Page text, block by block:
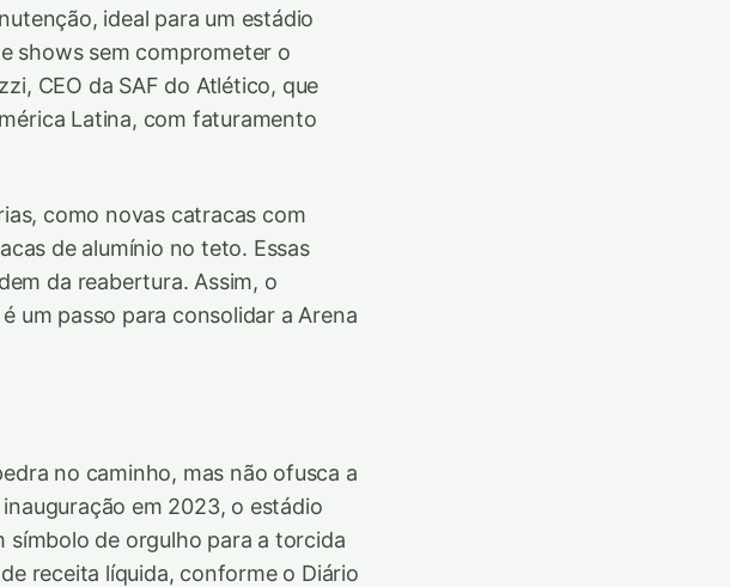
ideal para um estádio
shows sem comprometer o
CEO da SAF do Atlético, que
Latina, com faturamento
como novas catracas com
de alumínio no teto. Essas
da reabertura. Assim, o
um passo para consolidar a Arena
no caminho, mas não ofusca a
em 2023, o estádio
de orgulho para a torcida
receita líquida, conforme o Diário